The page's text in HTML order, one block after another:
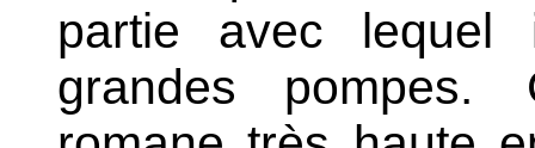
partie avec
grandes pompes.